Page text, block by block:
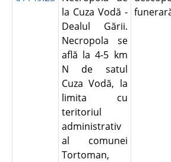
la Cuza Vodă -
Dealul Gării.
Necropola se
află la 4-5 km
N de satul
Cuza Vodă, la
limita cu
teritoriul
administrativ
al comunei
Tortoman,